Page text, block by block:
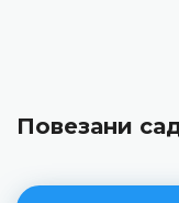
Повезани